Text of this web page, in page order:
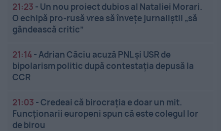
21:23 - Un nou proiect dubios al Nataliei Morari.
O echipă pro-rusă vrea să înveţe jurnaliştii „să
gândească critic”
21:14-Adrian Câciu acuză PNL și USR de
bipolarism politic după contestația depusă la
CCR
21:03 -Credeai că birocrația e doar un mit.
Funcționarii europeni spun că este colegul lor
de birou